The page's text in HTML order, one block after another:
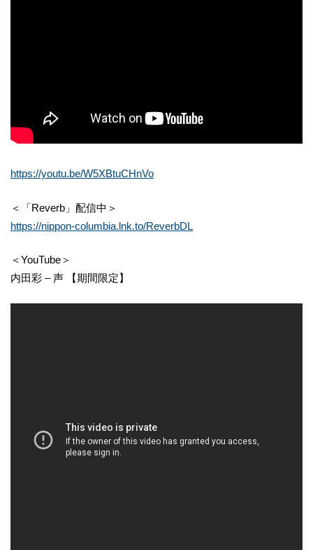
https://youtu.be/W5XBtuCHnVo
＜「Reverb」配信中＞
https://nippon-columbia.lnk.to/ReverbDL
＜YouTube＞
内田彩 – 声 【期間限定】